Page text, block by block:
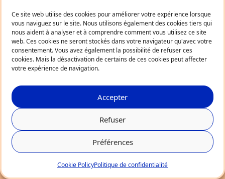
Ce site web utilise des cookies pour améliorer votre expérience lorsque
vous naviguez sur le site. Nous utilisons également des cookies tiers qui
nous aident à analyser et à comprendre comment vous utilisez ce site
web. Ces cookies ne seront stockés dans votre navigateur qu'avec votre
consentement. Vous avez également la possibilité de refuser ces
cookies. Mais la désactivation de certains de ces cookies peut affecter
votre expérience de navigation.
Accepter
Refuser
Préférences
Cookie PolicyPolitique de confidentialité